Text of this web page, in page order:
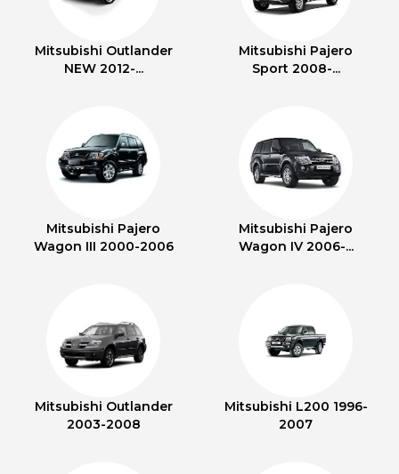
Mitsubishi Outlander
NEW 2012-...
Mitsubishi Pajero
Sport 2008-...
Mitsubishi Pajero
Wagon III 2000-2006
Mitsubishi Pajero
Wagon IV 2006-...
Mitsubishi Outlander
2003-2008
Mitsubishi L200 1996-
2007